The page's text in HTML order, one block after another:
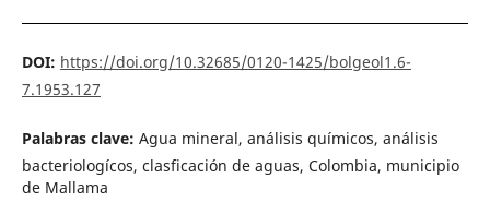
DOI: https://doi.org/10.32685/0120-1425/bolgeol1.6-
7.1953.127
Palabras clave: Agua mineral, análisis químicos, análisis
bacteriologícos, clasficación de aguas, Colombia, municipio
de Mallama